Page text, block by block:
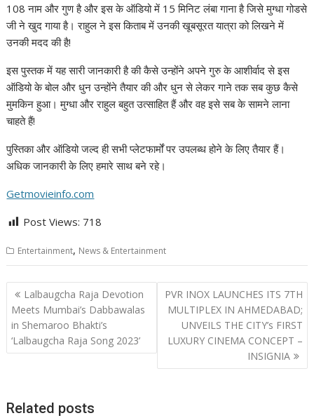
108 नाम और गुण है और इस के ऑडियो में 15 मिनिट लंबा गाना है जिसे मुग्धा गोडसे
जी ने खुद गाया है। राहुल ने इस किताब में उनकी खूबसूरत यात्रा को लिखने में
उनकी मदद की है!
इस पुस्तक में यह सारी जानकारी है की कैसे उन्होंने अपने गुरु के आशीर्वाद से इस
ऑडियो के बोल और धुन उन्होंने तैयार की और धुन से लेकर गाने तक सब कुछ कैसे
मुमकिन हुआ। मुग्धा और राहुल बहुत उत्साहित हैं और वह इसे सब के सामने लाना
चाहते हैं!
पुस्तिका और ऑडियो जल्द ही सभी प्लेटफार्मों पर उपलब्ध होने के लिए तैयार हैं।
अधिक जानकारी के लिए हमारे साथ बने रहे।
Getmovieinfo.com
Post Views: 718
Entertainment, News & Entertainment
Post
navigation
Lalbaugcha Raja Devotion
Meets Mumbai’s Dabbawalas
in Shemaroo Bhakti’s
‘Lalbaugcha Raja Song 2023’
PVR INOX LAUNCHES ITS 7TH
MULTIPLEX IN AHMEDABAD;
UNVEILS THE CITY’s FIRST
LUXURY CINEMA CONCEPT –
INSIGNIA
Related posts